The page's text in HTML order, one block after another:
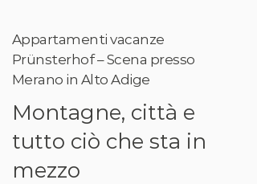
Appartamenti vacanze
Prünsterhof – Scena presso
Merano in Alto Adige
Montagne, città e
tutto ciò che sta in
mezzo